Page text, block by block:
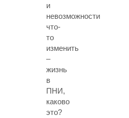
и
невозможности
что-
то
изменить
–
жизнь
в
ПНИ,
каково
это?